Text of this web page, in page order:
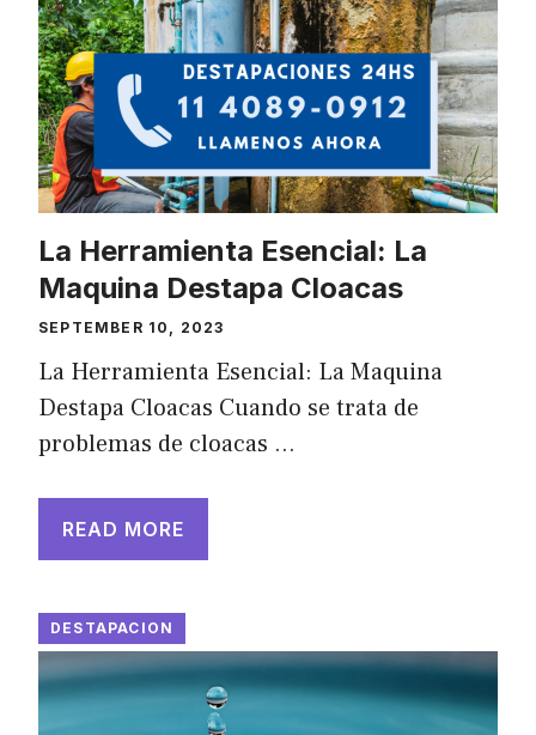
La Herramienta Esencial: La
Maquina Destapa Cloacas
SEPTEMBER 10, 2023
La Herramienta Esencial: La Maquina
Destapa Cloacas Cuando se trata de
problemas de cloacas …
READ MORE
DESTAPACION